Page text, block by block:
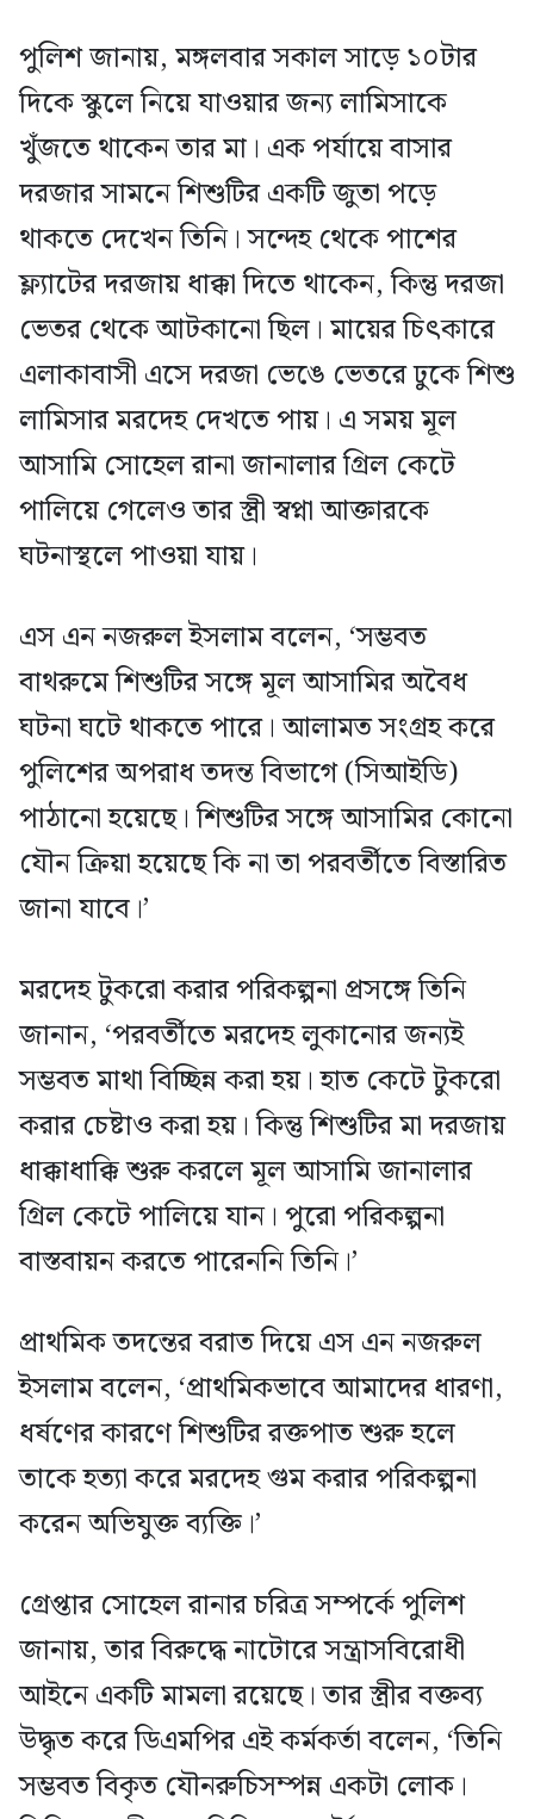
পুলিশ জানায়, মঙ্গলবার সকাল সাড়ে ১০টার
দিকে স্কুলে নিয়ে যাওয়ার জন্য লামিসাকে
খুঁজতে থাকেন তার মা। এক পর্যায়ে বাসার
দরজার সামনে শিশুটির একটি জুতা পড়ে
থাকতে দেখেন তিনি। সন্দেহ থেকে পাশের
ফ্ল্যাটের দরজায় ধাক্কা দিতে থাকেন, কিন্তু দরজা
ভেতর থেকে আটকানো ছিল। মায়ের চিৎকারে
এলাকাবাসী এসে দরজা ভেঙে ভেতরে ঢুকে শিশু
লামিসার মরদেহ দেখতে পায়। এ সময় মূল
আসামি সোহেল রানা জানালার গ্রিল কেটে
পালিয়ে গেলেও তার স্ত্রী স্বপ্না আক্তারকে
ঘটনাস্থলে পাওয়া যায়।
এস এন নজরুল ইসলাম বলেন, ‘সম্ভবত
বাথরুমে শিশুটির সঙ্গে মূল আসামির অবৈধ
ঘটনা ঘটে থাকতে পারে। আলামত সংগ্রহ করে
পুলিশের অপরাধ তদন্ত বিভাগে (সিআইডি)
পাঠানো হয়েছে। শিশুটির সঙ্গে আসামির কোনো
যৌন ক্রিয়া হয়েছে কি না তা পরবর্তীতে বিস্তারিত
জানা যাবে।’
মরদেহ টুকরো করার পরিকল্পনা প্রসঙ্গে তিনি
জানান, ‘পরবর্তীতে মরদেহ লুকানোর জন্যই
সম্ভবত মাথা বিচ্ছিন্ন করা হয়। হাত কেটে টুকরো
করার চেষ্টাও করা হয়। কিন্তু শিশুটির মা দরজায়
ধাক্কাধাক্কি শুরু করলে মূল আসামি জানালার
গ্রিল কেটে পালিয়ে যান। পুরো পরিকল্পনা
বাস্তবায়ন করতে পারেননি তিনি।’
প্রাথমিক তদন্তের বরাত দিয়ে এস এন নজরুল
ইসলাম বলেন, ‘প্রাথমিকভাবে আমাদের ধারণা,
ধর্ষণের কারণে শিশুটির রক্তপাত শুরু হলে
তাকে হত্যা করে মরদেহ গুম করার পরিকল্পনা
করেন অভিযুক্ত ব্যক্তি।’
গ্রেপ্তার সোহেল রানার চরিত্র সম্পর্কে পুলিশ
জানায়, তার বিরুদ্ধে নাটোরে সন্ত্রাসবিরোধী
আইনে একটি মামলা রয়েছে। তার স্ত্রীর বক্তব্য
উদ্ধৃত করে ডিএমপির এই কর্মকর্তা বলেন, ‘তিনি
সম্ভবত বিকৃত যৌনরুচিসম্পন্ন একটা লোক।